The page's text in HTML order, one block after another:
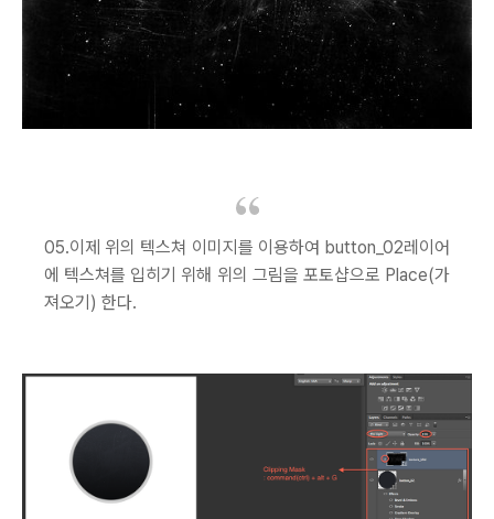
05.이제 위의 텍스쳐 이미지를 이용하여 button_02레이어
에 텍스쳐를 입히기 위해 위의 그림을 포토샵으로 Place(가
져오기) 한다.